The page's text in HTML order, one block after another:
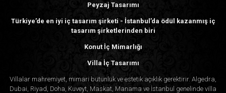
Peyzaj Tasarımı
Türkiye’de en iyi iç tasarım şirketi - İstanbul’da ödül kazanmış iç
tasarım şirketlerinden biri
Konut İç Mimarlığı
Villa İç Tasarımı
Villalar mahremiyet, mimari bütünlük ve estetik açıklık gerektirir. Algedra,
Dubai, Riyad, Doha, Kuveyt, Maskat, Manama ve İstanbul genelinde villa